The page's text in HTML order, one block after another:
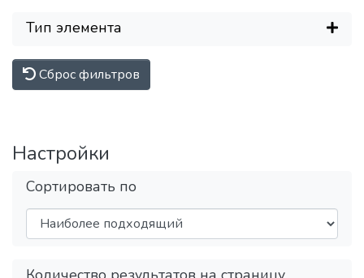
Тип элемента
Сброс фильтров
Настройки
Сортировать по